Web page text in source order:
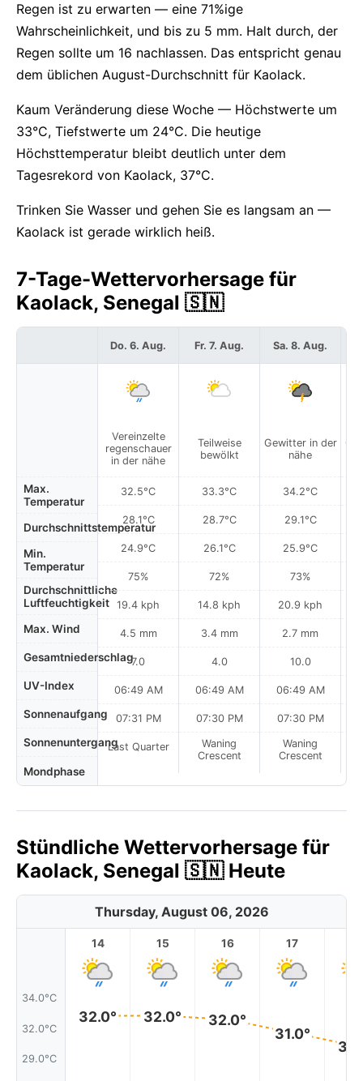
Regen ist zu erwarten — eine 71%ige
Wahrscheinlichkeit, und bis zu 5 mm. Halt durch, der
Regen sollte um 16 nachlassen. Das entspricht genau
dem üblichen August-Durchschnitt für Kaolack.
Kaum Veränderung diese Woche — Höchstwerte um
33°C, Tiefstwerte um 24°C. Die heutige
Höchsttemperatur bleibt deutlich unter dem
Tagesrekord von Kaolack, 37°C.
Trinken Sie Wasser und gehen Sie es langsam an —
Kaolack ist gerade wirklich heiß.
7-Tage-Wettervorhersage für
Kaolack, Senegal 🇸🇳
Max.
Temperatur
Durchschnittstemperatur
Min.
Temperatur
Durchschnittliche
Luftfeuchtigkeit
Max. Wind
Gesamtniederschlag
UV-Index
Sonnenaufgang
Sonnenuntergang
Mondphase
Do. 6. Aug.
Vereinzelte
regenschauer
in der nähe
32.5°C
28.1°C
24.9°C
75%
19.4 kph
4.5 mm
7.0
06:49 AM
07:31 PM
Last Quarter
Fr. 7. Aug.
Teilweise
bewölkt
33.3°C
28.7°C
26.1°C
72%
14.8 kph
3.4 mm
4.0
06:49 AM
07:30 PM
Waning
Crescent
Sa. 8. Aug.
Gewitter in der
nähe
34.2°C
29.1°C
25.9°C
73%
20.9 kph
2.7 mm
10.0
06:49 AM
07:30 PM
Waning
Crescent
Stündliche Wettervorhersage für
Kaolack, Senegal 🇸🇳 Heute
Thursday, August 06, 2026
34.0°C
32.0°C
29.0°C
14
32.0°
15
32.0°
16
32.0°
17
31.0°